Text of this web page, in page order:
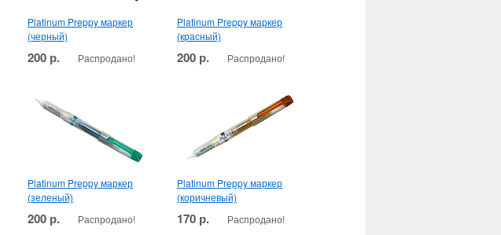
Platinum Preppy маркер
(черный)
200 р. Распродано!
Platinum Preppy маркер
(красный)
200 р. Распродано!
Platinum Preppy маркер
(зеленый)
200 р. Распродано!
Platinum Preppy маркер
(коричневый)
170 р. Распродано!